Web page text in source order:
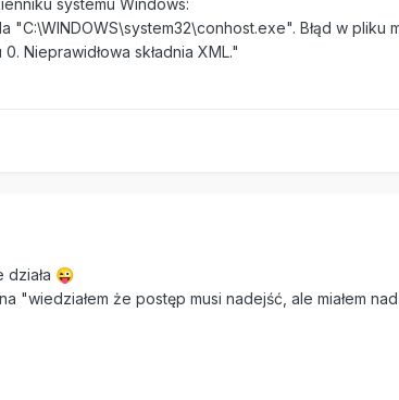
Błąd w pliku
Nieprawidłowa składnia XML."
😜
"wiedziałem że postęp musi nadejść, ale miałem